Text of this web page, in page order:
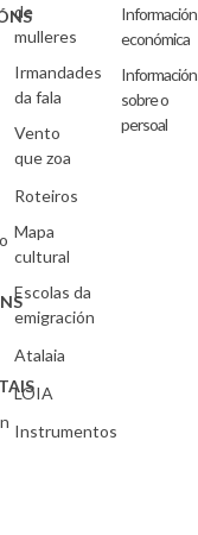
de
mulleres
Irmandades
da fala
Vento
que zoa
Roteiros
Mapa
cultural
Escolas da
emigración
Atalaia
LOIA
Instrumentos
Información
económica
Información
sobre o
persoal